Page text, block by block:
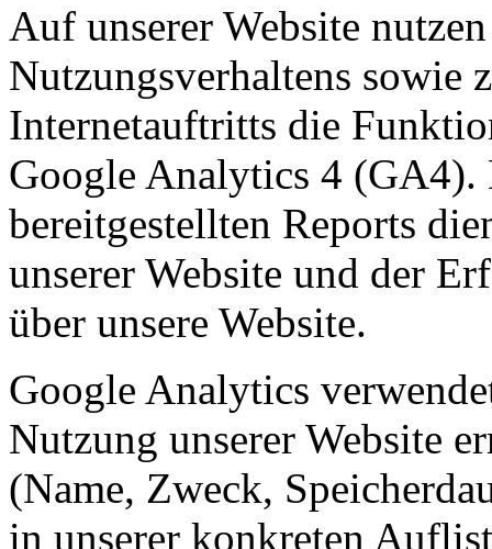
Auf unserer Website
Nutzungsverhaltens sowie
Internetauftritts die
Google Analytics 4 (GA4).
bereitgestellten Reports
unserer Website und der
über unsere Website.
Google Analytics
Nutzung unserer Website
(Name, Zweck,
in unserer konkreten